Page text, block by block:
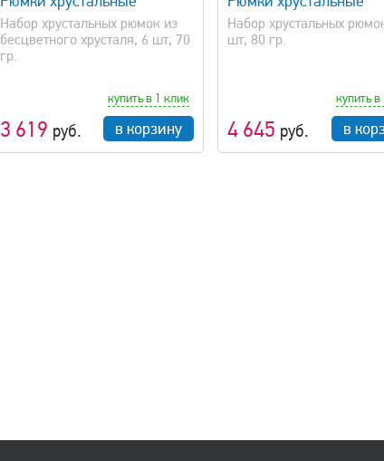
Набор хрустальных рюмок из
бесцветного хрусталя, 6 шт, 70
гр.
3 619 руб.
купить в 1 клик
в корзину
Набор хрустальных
шт, 80 гр.
4 645 руб.
купить
в